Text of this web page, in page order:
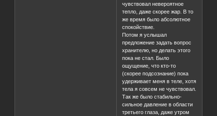
чувствовал невероятное
тепло, даже скорее жар. В то
же время было абсолютное
спокойствие.
Потом я услышал
предложение задать вопрос
хранителю, но делать этого
пока не стал. Было
ощущение, что кто-то
(скорее подсознание) пока
удерживает меня в теле, хотя
тела я совсем не чувствовал.
Так же было стабильно-
сильное давление в области
третьего глаза, даже утром